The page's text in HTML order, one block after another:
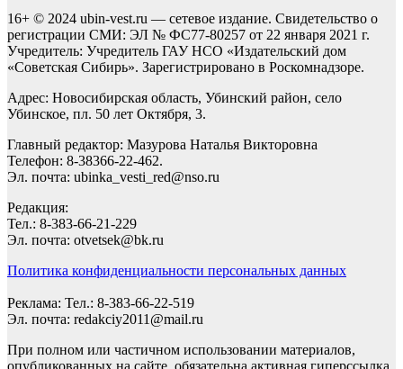
16+ © 2024 ubin-vest.ru — сетевое издание. Свидетельство о
регистрации СМИ: ЭЛ № ФС77-80257 от 22 января 2021 г.
Учредитель: Учредитель ГАУ НСО «Издательский дом
«Советская Сибирь». Зарегистрировано в Роскомнадзоре.
Адрес: Новосибирская область, Убинский район, село
Убинское, пл. 50 лет Октября, 3.
Главный редактор: Мазурова Наталья Викторовна
Телефон: 8-38366-22-462.
Эл. почта: ubinka_vesti_red@nso.ru
Редакция:
Тел.: 8-383-66-21-229
Эл. почта: otvetsek@bk.ru
Политика конфиденциальности персональных данных
Реклама: Тел.: 8-383-66-22-519
Эл. почта: redakciy2011@mail.ru
При полном или частичном использовании материалов,